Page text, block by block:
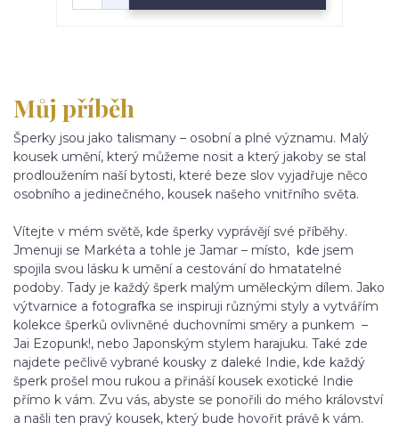
Můj příběh
Šperky jsou jako talismany – osobní a plné významu. Malý
kousek umění, který můžeme nosit a který jakoby se stal
prodloužením naší bytosti, které beze slov vyjadřuje něco
osobního a jedinečného, kousek našeho vnitřního světa.
Vítejte v mém světě, kde šperky vyprávějí své příběhy.
Jmenuji se Markéta a tohle je Jamar – místo, kde jsem
spojila svou lásku k umění a cestování do hmatatelné
podoby. Tady je každý šperk malým uměleckým dílem. Jako
výtvarnice a fotografka se inspiruji různými styly a vytvářím
kolekce šperků ovlivněné duchovními směry a punkem –
Jai Ezopunk!, nebo Japonským stylem harajuku. Také zde
najdete pečlivě vybrané kousky z daleké Indie, kde každý
šperk prošel mou rukou a přináší kousek exotické Indie
přímo k vám. Zvu vás, abyste se ponořili do mého království
a našli ten pravý kousek, který bude hovořit právě k vám.